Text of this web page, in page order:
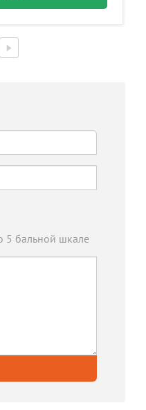
5 бальной шкале